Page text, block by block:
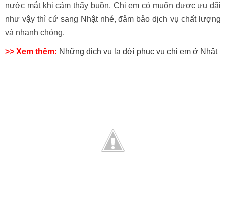
nước mắt khi cảm thấy buồn. Chị em có muốn được ưu đãi
như vậy thì cứ sang Nhật nhé, đảm bảo dịch vụ chất lượng
và nhanh chóng.
>> Xem thêm: Những dịch vụ lạ đời phục vụ chị em ở Nhật